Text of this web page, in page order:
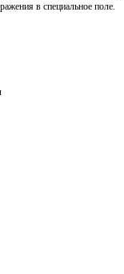
в специальное поле.